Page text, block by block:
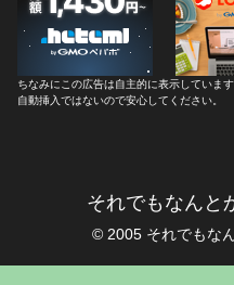
ちなみにこの広告は自主的に表示しています
自動挿入ではないので安心してください。
それでもなんと
© 2005 それでもな